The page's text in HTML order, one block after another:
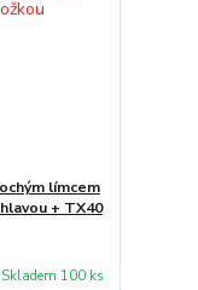
límcem
+ TX40
Skladem 100 ks